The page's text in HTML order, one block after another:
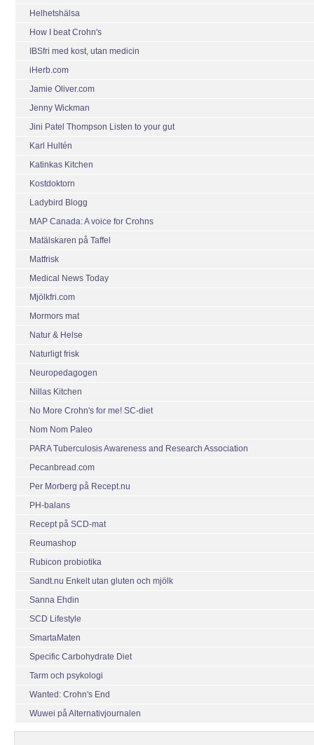
Helhetshälsa
How I beat Crohn's
IBSfri med kost, utan medicin
iHerb.com
Jamie Oliver.com
Jenny Wickman
Jini Patel Thompson Listen to your gut
Karl Hultén
Katinkas Kitchen
Kostdoktorn
Ladybird Blogg
MAP Canada: A voice for Crohns
Matälskaren på Taffel
Matfrisk
Medical News Today
Mjölkfri.com
Mormors mat
Natur & Helse
Naturligt frisk
Neuropedagogen
Nillas Kitchen
No More Crohn's for me! SC-diet
Nom Nom Paleo
PARA Tuberculosis Awareness and Research Association
Pecanbread.com
Per Morberg på Recept.nu
PH-balans
Recept på SCD-mat
Reumashop
Rubicon probiotika
Sandt.nu Enkelt utan gluten och mjölk
Sanna Ehdin
SCD Lifestyle
SmartaMaten
Specific Carbohydrate Diet
Tarm och psykologi
Wanted: Crohn's End
Wuwei på Alternativjournalen